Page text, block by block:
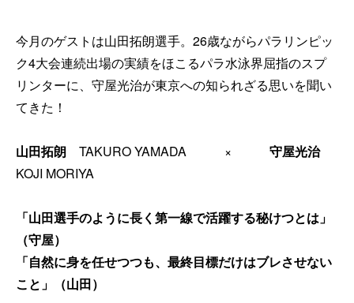
今月のゲストは山田拓朗選手。26歳ながらパラリンピッ
ク4大会連続出場の実績をほこるパラ水泳界屈指のスプ
リンターに、守屋光治が東京への知られざる思いを聞い
てきた！
山田拓朗 TAKURO YAMADA × 守屋光治
KOJI MORIYA
「山田選手のように長く第一線で活躍する秘けつとは」
（守屋）
「自然に身を任せつつも、最終目標だけはブレさせない
こと」（山田）